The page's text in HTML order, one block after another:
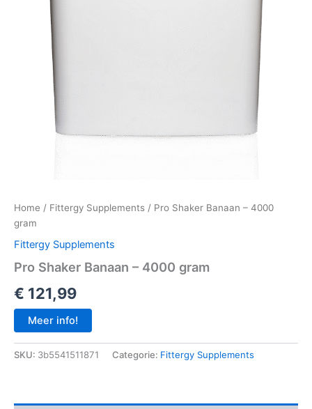
Home / Fittergy Supplements / Pro Shaker Banaan – 4000
gram
Fittergy Supplements
Pro Shaker Banaan – 4000 gram
€ 121,99
Meer info!
SKU: 3b5541511871 Categorie: Fittergy Supplements